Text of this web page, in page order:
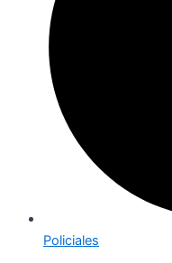
Policiales